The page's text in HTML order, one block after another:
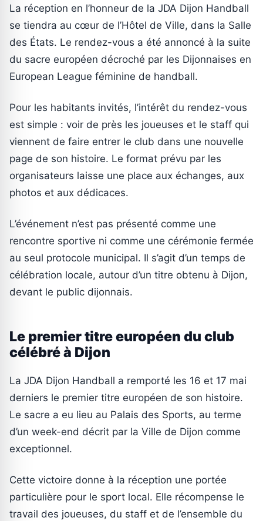
La réception en l’honneur de la JDA Dijon Handball
se tiendra au cœur de l’Hôtel de Ville, dans la Salle
des États. Le rendez-vous a été annoncé à la suite
du sacre européen décroché par les Dijonnaises en
European League féminine de handball.
Pour les habitants invités, l’intérêt du rendez-vous
est simple : voir de près les joueuses et le staff qui
viennent de faire entrer le club dans une nouvelle
page de son histoire. Le format prévu par les
organisateurs laisse une place aux échanges, aux
photos et aux dédicaces.
L’événement n’est pas présenté comme une
rencontre sportive ni comme une cérémonie fermée
au seul protocole municipal. Il s’agit d’un temps de
célébration locale, autour d’un titre obtenu à Dijon,
devant le public dijonnais.
Le premier titre européen du club
célébré à Dijon
La JDA Dijon Handball a remporté les 16 et 17 mai
derniers le premier titre européen de son histoire.
Le sacre a eu lieu au Palais des Sports, au terme
d’un week-end décrit par la Ville de Dijon comme
exceptionnel.
Cette victoire donne à la réception une portée
particulière pour le sport local. Elle récompense le
travail des joueuses, du staff et de l’ensemble du